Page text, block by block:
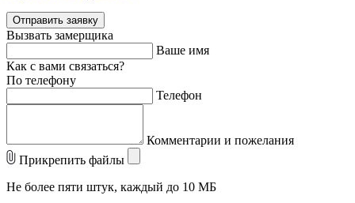
Отправить заявку
Вызвать замерщика
Ваше имя
Как с вами связаться?
По телефону
Телефон
Комментарии и пожелания
Прикрепить файлы
Не более пяти штук, каждый до 10 МБ